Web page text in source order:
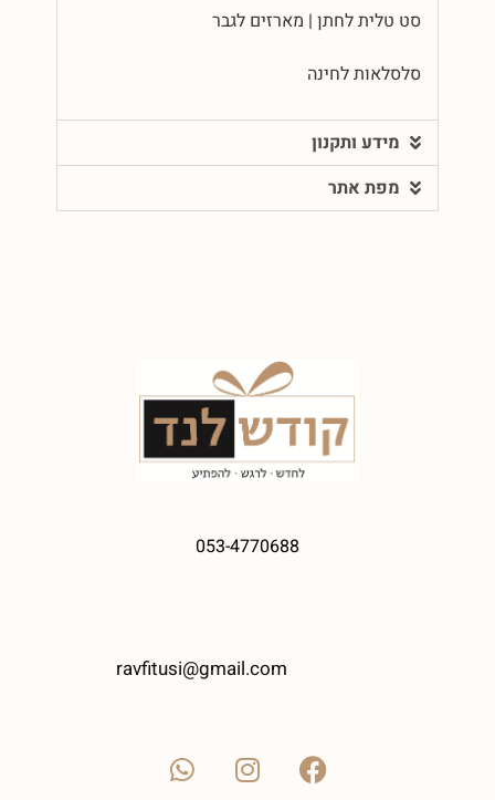
סט טלית לחתן | מארזים לגבר
סלסלאות לחינה
מידע ותקנון
מפת אתר
053-4770688